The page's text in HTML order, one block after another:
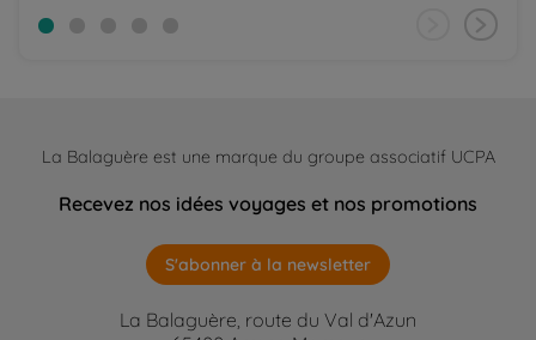
La Balaguère est une marque du groupe associatif UCPA
Recevez nos idées voyages et nos promotions
S'abonner à la newsletter
La Balaguère, route du Val d'Azun